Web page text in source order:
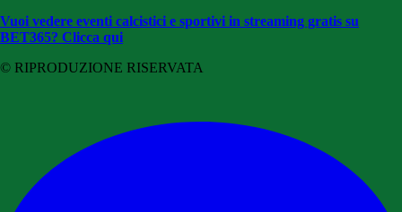
Vuoi vedere eventi calcistici e sportivi in streaming gratis su
BET365? Clicca qui
© RIPRODUZIONE RISERVATA